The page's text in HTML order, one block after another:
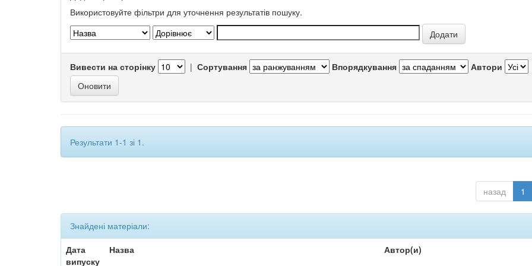
Використовуйте фільтри для уточнення результатів пошуку.
Вивести на сторінку | Сортування Впорядкування Автори
Результати 1-1 зі 1.
назад 1
Знайдені матеріали:
Дата
випуску
Назва Автор(и)